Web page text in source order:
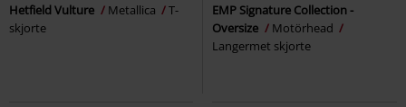
Hetfield Vulture Metallica
T-
skjorte
EMP Signature Collection -
Oversize
Motörhead
Langermet skjorte